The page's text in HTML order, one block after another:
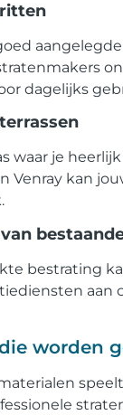
dagelijks
waar je
Venray kan
bestrating
aan
worden